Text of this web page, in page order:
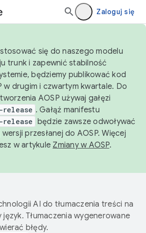
Zaloguj się
się do naszego modelu
trunk i zapewnić stabilność
będziemy publikować kod
w drugim i czwartym kwartale. Do
AOSP używaj gałęzi
. Gałąź manifestu
będzie zawsze odwoływać
przesłanej do AOSP. Więcej
w artykule Zmiany w AOSP.
AI do tłumaczenia treści na
Tłumaczenia wygenerowane
błędy.